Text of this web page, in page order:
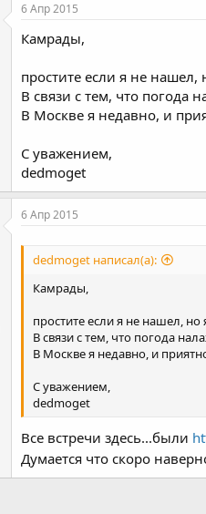
6 Апр 2015
Камрады,
простите если я не нашел,
В связи с тем, что погода
В Москве я недавно, и
С уважением,
dedmoget
6 Апр 2015
dedmoget написал(а):
Камрады,
простите если я не нашел,
В связи с тем, что погода
В Москве я недавно, и
С уважением,
dedmoget
Все встречи здесь...были
Думается что скоро